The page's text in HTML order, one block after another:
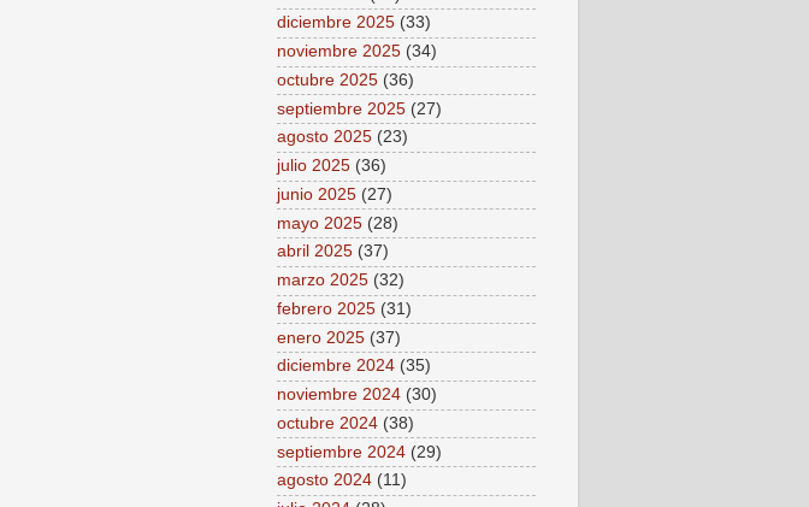
diciembre 2025 (33)
noviembre 2025 (34)
octubre 2025 (36)
septiembre 2025 (27)
agosto 2025 (23)
julio 2025 (36)
junio 2025 (27)
mayo 2025 (28)
abril 2025 (37)
marzo 2025 (32)
febrero 2025 (31)
enero 2025 (37)
diciembre 2024 (35)
noviembre 2024 (30)
octubre 2024 (38)
septiembre 2024 (29)
agosto 2024 (11)